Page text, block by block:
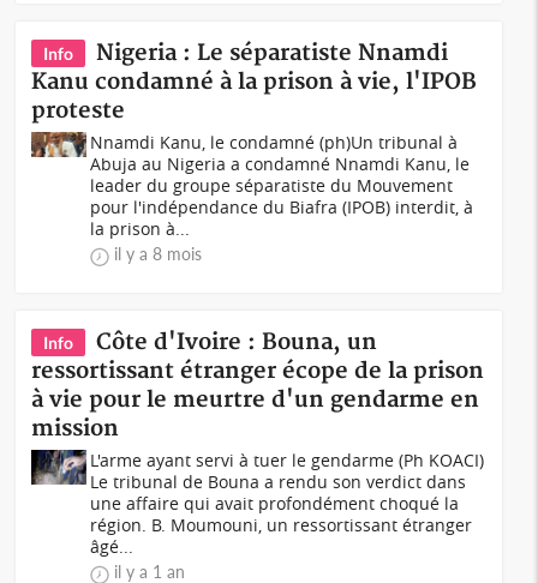
Info
Nigeria : Le séparatiste Nnamdi
Kanu condamné à la prison à vie, l'IPOB
proteste
Nnamdi Kanu, le condamné (ph)Un tribunal à
Abuja au Nigeria a condamné Nnamdi Kanu, le
leader du groupe séparatiste du Mouvement
pour l'indépendance du Biafra (IPOB) interdit, à
la prison à...
il y a 8 mois
Info
Côte d'Ivoire : Bouna, un
ressortissant étranger écope de la prison
à vie pour le meurtre d'un gendarme en
mission
L'arme ayant servi à tuer le gendarme (Ph KOACI)
Le tribunal de Bouna a rendu son verdict dans
une affaire qui avait profondément choqué la
région. B. Moumouni, un ressortissant étranger
âgé...
il y a 1 an